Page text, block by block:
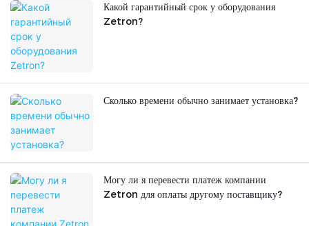
Какой гарантийный срок у оборудования
Zetron?
Сколько времени обычно занимает установка?
Могу ли я перевести платеж компании
Zetron для оплаты другому поставщику?